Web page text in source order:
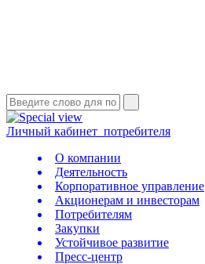
Личный кабинет потребителя
О компании
Деятельность
Корпоративное управление
Акционерам и инвесторам
Потребителям
Закупки
Устойчивое развитие
Пресс-центр